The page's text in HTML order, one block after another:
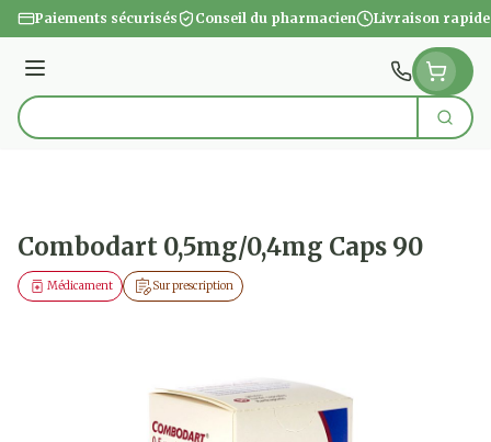
Aller au contenu
Paiements sécurisés Conseil du pharmacien Livraison rapide
Menu
Rechercher
Combodart 0,5mg/0,4mg Caps 90
Sur prescription
Médicament